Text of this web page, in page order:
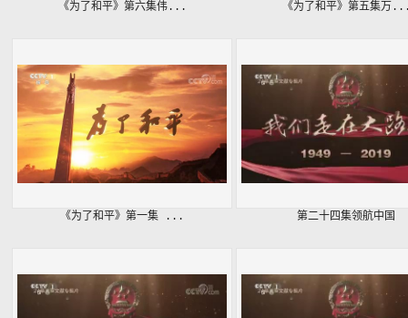
《为了和平》第六集伟... 《为了和平》第五集万
《为了和平》第一集 ... 第二十四集领航中国